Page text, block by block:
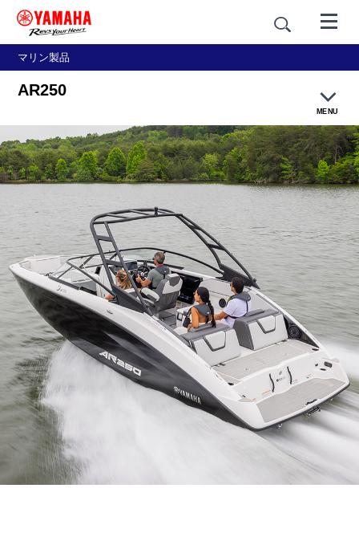
マリン製品
AR250
MENU
製品概要
デザイン
テクノロジー
主要諸元・価格例